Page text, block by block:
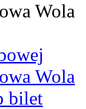
Wola
Wola
bilet